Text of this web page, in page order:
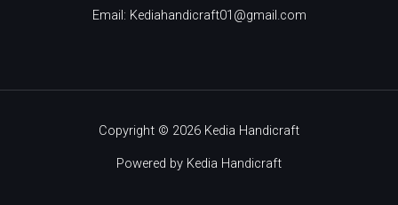
Email: Kediahandicraft01@gmail.com
Copyright © 2026 Kedia Handicraft
Powered by Kedia Handicraft